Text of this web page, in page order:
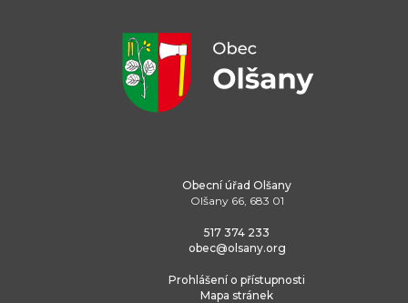
Obecní úřad Olšany
Olšany 66, 683 01
517 374 233
obec@olsany.org
Prohlášení o přístupnosti
Mapa stránek